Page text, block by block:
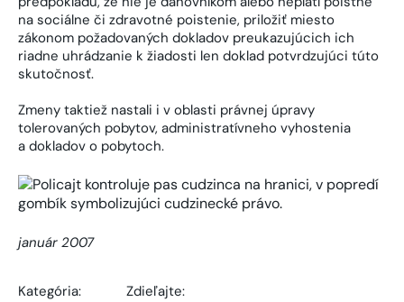
na sociálne či zdravotné poistenie, priložiť miesto
zákonom požadovaných dokladov preukazujúcich ich
riadne uhrádzanie k žiadosti len doklad potvrdzujúci túto
skutočnosť.
Zmeny taktiež nastali i v oblasti právnej úpravy
tolerovaných pobytov, administratívneho vyhostenia
a dokladov o pobytoch.
január 2007
Kategória:
Zdieľajte: